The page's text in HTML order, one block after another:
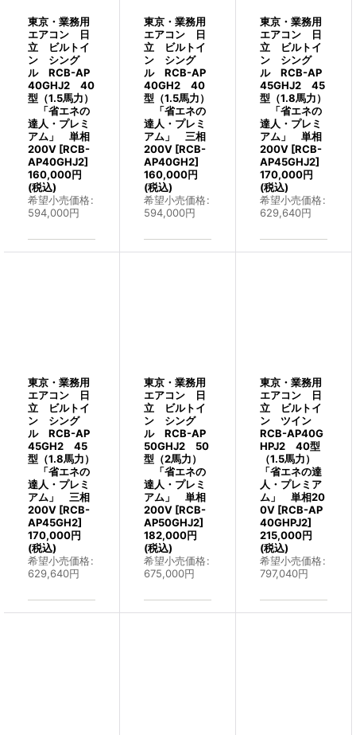
東京・業務用
エアコン 日
立 ビルトイ
ン シング
ル RCB-AP
40GHJ2 40
型（1.5馬力）
「省エネの
達人・プレミ
アム」 単相
200V [RCB-
AP40GHJ2]
160,000円
(税込)
希望小売価格:
594,000円
東京・業務用
エアコン 日
立 ビルトイ
ン シング
ル RCB-AP
40GH2 40
型（1.5馬力）
「省エネの
達人・プレミ
アム」 三相
200V [RCB-
AP40GH2]
160,000円
(税込)
希望小売価格:
594,000円
東京・業務用
エアコン 日
立 ビルトイ
ン シング
ル RCB-AP
45GHJ2 45
型（1.8馬力）
「省エネの
達人・プレミ
アム」 単相
200V [RCB-
AP45GHJ2]
170,000円
(税込)
希望小売価格:
629,640円
東京・業務用
エアコン 日
立 ビルトイ
ン シング
ル RCB-AP
45GH2 45
型（1.8馬力）
「省エネの
達人・プレミ
アム」 三相
200V [RCB-
AP45GH2]
170,000円
(税込)
希望小売価格:
629,640円
東京・業務用
エアコン 日
立 ビルトイ
ン シング
ル RCB-AP
50GHJ2 50
型（2馬力）
「省エネの
達人・プレミ
アム」 単相
200V [RCB-
AP50GHJ2]
182,000円
(税込)
希望小売価格:
675,000円
東京・業務用
エアコン 日
立 ビルトイ
ン ツイン
RCB-AP40G
HPJ2 40型
（1.5馬力）
「省エネの達
人・プレミア
ム」 単相20
0V [RCB-AP
40GHPJ2]
215,000円
(税込)
希望小売価格:
797,040円